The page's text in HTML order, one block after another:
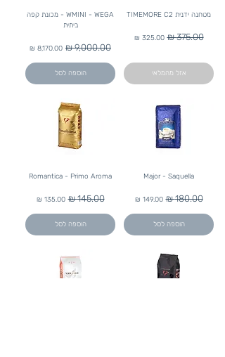
מטחנה ידנית TIMEMORE C2
מחיר רגיל‏375.00 ‏₪ מחיר מבצע‏325.00 ‏₪
אזל מהמלאי
WMINI - WEGA - מכונת קפה
ביתית
מחיר רגיל מחיר מבצע
הוספה לסל
Major - Saquella
מחיר רגיל‏180.00 ‏₪ מחיר מבצע‏149.00 ‏₪
הוספה לסל
Romantica - Primo Aroma
מחיר רגיל‏145.00 ‏₪ מחיר מבצע‏135.00 ‏₪
הוספה לסל